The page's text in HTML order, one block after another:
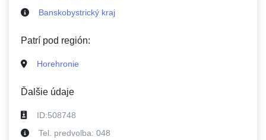
Banskobystrický kraj
Patrí pod región:
Horehronie
Ďalšie údaje
ID:508748
Tel. predvolba: 048